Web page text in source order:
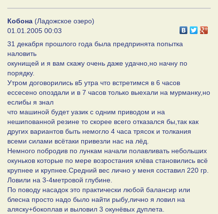
Кобона (Ладожское озеро)
01.01.2005 00:03
31 декабря прошлого года была предпринята попытка
наловить
окунищей и я вам скажу очень даже удачно,но начну по
порядку.
Утром договорились в5 утра что встретимся в 6 часов
ессесено опоздали и в 7 часов только выехали на мурманку,но
еслибы я знал
что машиной будет уазик с одним приводом и на
нешипованной резине то скорее всего отказался бы,так как
других вариантов быть немогло 4 часа трясок и толкания
всеми силами всётаки привезли нас на лёд.
Немного побродив по лункам начали полавливать небольших
окуньков которые по мере возростания клёва становились всё
крупнее и крупнее.Средний вес лично у меня составил 220 гр.
Ловили на 3-4метровой глубине.
По поводу насадок это практически любой балансир или
блесна просто надо было найти рыбу,лично я ловил на
аляску+бокоплав и выловил 3 окунёвых дуплета.